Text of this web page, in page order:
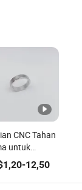
CNC Tahan
untuk
Sepeda
Luar
1,20-12,50